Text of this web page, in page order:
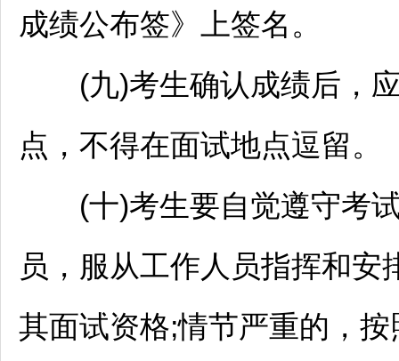
成绩公布签》上签名。
(九)考生确认成绩后，应
点，不得在面试地点逗留。
(十)考生要自觉遵守考试
员，服从工作人员指挥和
其面试资格;情节严重的，按